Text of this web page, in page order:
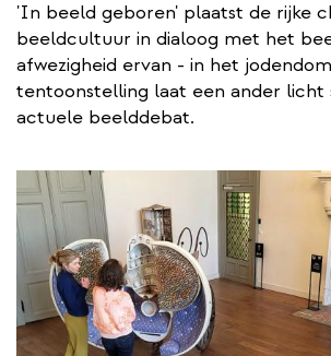
'In beeld geboren' plaatst de rijke
beeldcultuur in dialoog met het
afwezigheid ervan - in het
tentoonstelling laat een ander licht
actuele beelddebat.